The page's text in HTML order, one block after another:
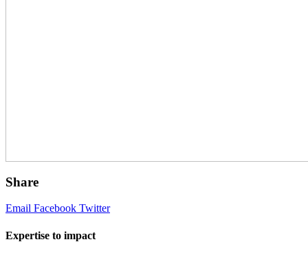
Share
Email Facebook Twitter
Expertise to impact